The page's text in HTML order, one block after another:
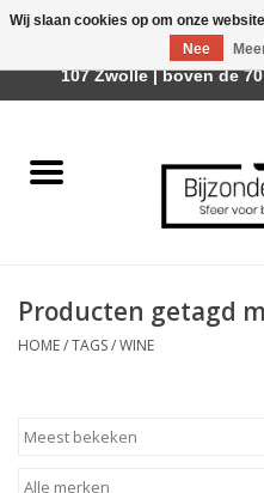
Räder Design Stories
Geurkaarsen
Producten getagd
HOME/TAGS/WINE
Wij slaan cookies op om onze
Nee
Afhalen is mogelijk bij Trotz
107 Zwolle | boven de